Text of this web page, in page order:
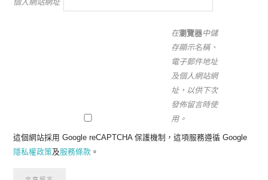
個人網站網址
在瀏覽器中儲
存顯示名稱、
電子郵件地址
及個人網站網
址，以供下次
發佈留言時使
用。
這個網站採用 Google reCAPTCHA 保護機制，這項服務遵循 Google
隱私權政策及服務條款 。